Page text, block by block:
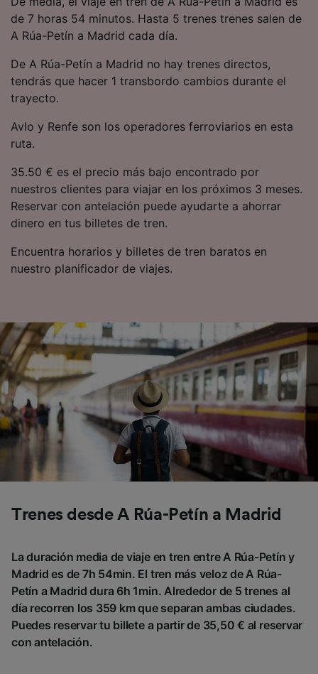
de 7 horas 54 minutos. Hasta 5 trenes trenes salen de
A Rúa-Petín a Madrid cada día.
De A Rúa-Petín a Madrid no hay trenes directos,
tendrás que hacer 1 transbordo cambios durante el
trayecto.
Avlo y Renfe son los operadores ferroviarios en esta
ruta.
35.50 € es el precio más bajo encontrado por
nuestros clientes para viajar en los próximos 3 meses.
Reservar con antelación puede ayudarte a ahorrar
dinero en tus billetes de tren.
Encuentra horarios y billetes de tren baratos en
nuestro planificador de viajes.
Trenes desde A Rúa-Petín a Madrid
La duración media de viaje en tren entre A Rúa-Petín y
Madrid es de 7h 54min. El tren más veloz de A Rúa-
Petín a Madrid dura 6h 1min. Alrededor de 5 trenes al
día recorren los 359 km que separan ambas ciudades.
Puedes reservar tu billete a partir de 35,50 € al reservar
con antelación.
precisa. Analizar activamente las
características del dispositivo para su
identificación. Almacenar la información en un
contenido personalizados, medición de
publicidad y contenido, investigación de
audiencia y desarrollo de servicios.
Lista de asociados (proveedores)